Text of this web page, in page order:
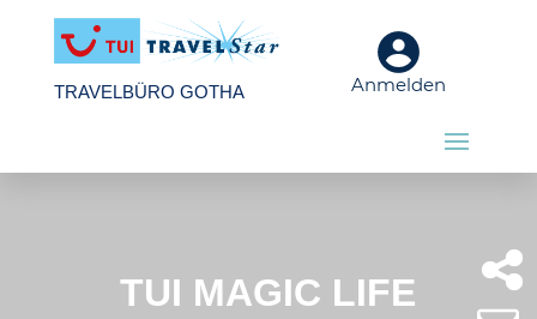
TRAVELBÜRO GOTHA Anmelden
TUI MAGIC LIFE